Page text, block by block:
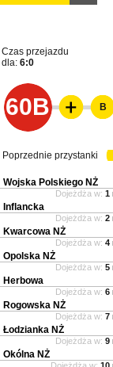
Czas przejazdu
dla: 6:0
60B B
Poprzednie przystanki
Wojska Polskiego NŻ
Dojeżdża w: 1
Inflancka
Dojeżdża w: 2
Kwarcowa NŻ
Dojeżdża w: 4
Opolska NŻ
Dojeżdża w: 5
Herbowa
Dojeżdża w: 6
Rogowska NŻ
Dojeżdża w: 7
Łodzianka NŻ
Dojeżdża w: 9
Okólna NŻ